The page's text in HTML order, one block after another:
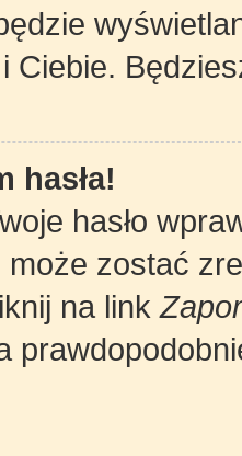
Ciebie.
hasła!
hasło
może zostać
na link